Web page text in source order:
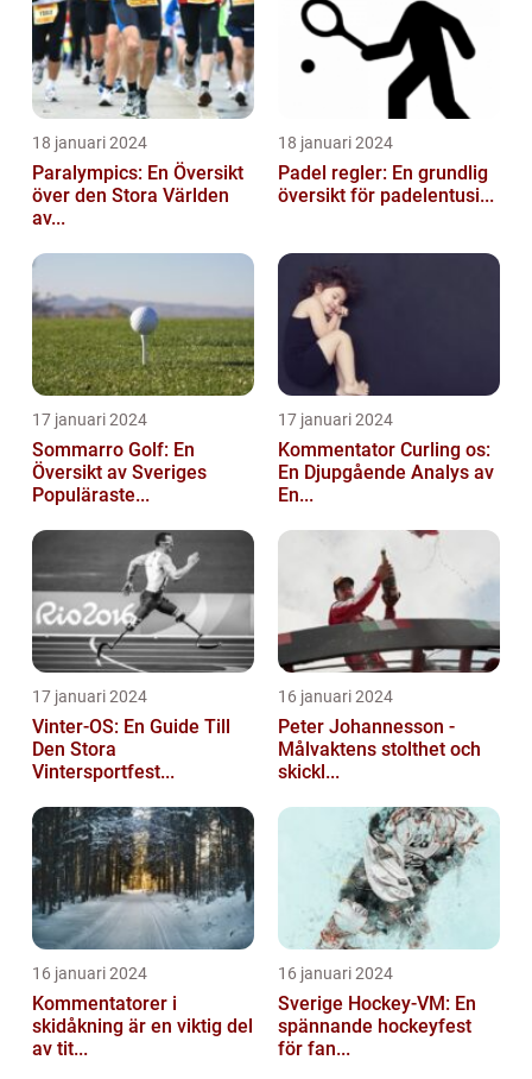
18 januari 2024
Paralympics: En Översikt
över den Stora Världen
av...
18 januari 2024
Padel regler: En grundlig
översikt för padelentusi...
17 januari 2024
Sommarro Golf: En
Översikt av Sveriges
Populäraste...
17 januari 2024
Kommentator Curling os:
En Djupgående Analys av
En...
17 januari 2024
Vinter-OS: En Guide Till
Den Stora
Vintersportfest...
16 januari 2024
Peter Johannesson -
Målvaktens stolthet och
skickl...
16 januari 2024
Kommentatorer i
skidåkning är en viktig del
av tit...
16 januari 2024
Sverige Hockey-VM: En
spännande hockeyfest
för fan...